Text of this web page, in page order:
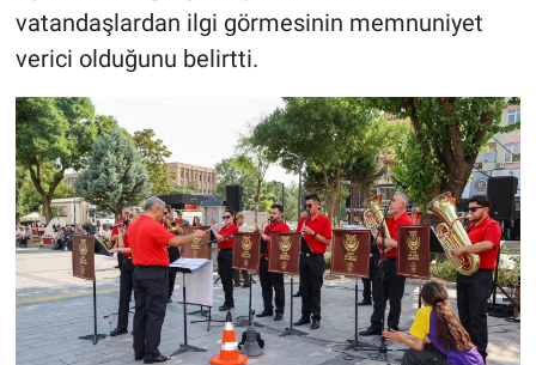
vatandaşlardan ilgi görmesinin memnuniyet
verici olduğunu belirtti.